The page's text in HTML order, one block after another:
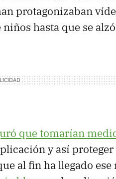
protagonizaban
hasta que se
que tomarían
y así
al fin ha llegado